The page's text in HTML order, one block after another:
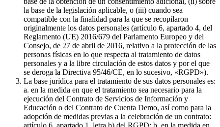
la base de la legislación aplicable, o (iii) cuando sea
compatible con la finalidad para la que se recopilaron
originalmente los datos personales (artículo 6, apartado 4, del
Reglamento (UE) 2016/679 del Parlamento Europeo y del
Consejo, de 27 de abril de 2016, relativo a la protección de las
personas físicas en lo que respecta al tratamiento de datos
personales y a la libre circulación de estos datos y por el que
se deroga la Directiva 95/46/CE, en lo sucesivo, «RGPD»).
La base jurídica para el tratamiento de sus datos personales es:
a. en la medida en que el tratamiento sea necesario para la
ejecución del Contrato de Servicios de Información y
Educación o del Contrato de Cuenta Demo, así como para la
adopción de medidas previas a la celebración de un contrato:
artículo 6, apartado 1, letra b) del RGPD; b. en la medida en